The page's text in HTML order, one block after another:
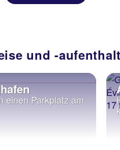
und -aufenthalt
einen Parkplatz am